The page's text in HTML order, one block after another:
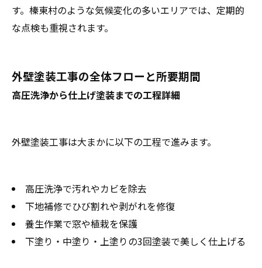
す。榛東村のような気候変化の多いエリアでは、定期的
な点検も重視されます。
外壁塗装工事の全体フローと所要期間
高圧洗浄から仕上げ塗装までの工程詳細
外壁塗装工事は大まかに以下の工程で進みます。
高圧洗浄で汚れやカビを除去
下地補修でひび割れや剥がれを修復
養生作業で窓や植栽を保護
下塗り・中塗り・上塗りの3回塗装で美しく仕上げる